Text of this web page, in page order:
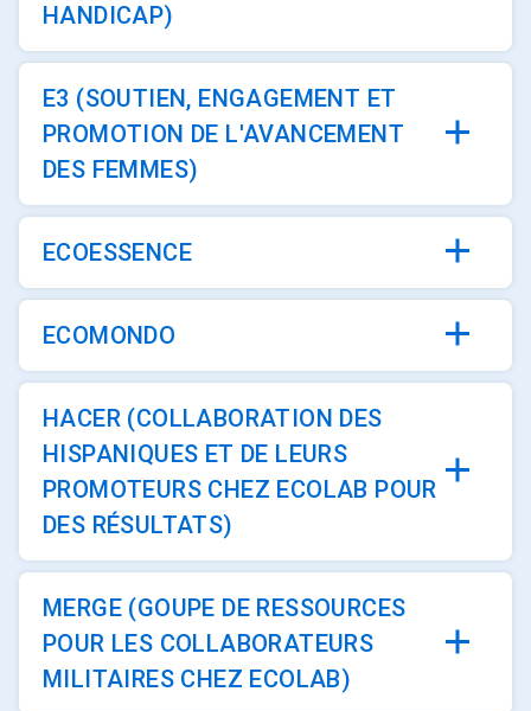
HANDICAP)
E3 (SOUTIEN, ENGAGEMENT ET
PROMOTION DE L'AVANCEMENT
DES FEMMES)
ECOESSENCE
ECOMONDO
HACER (COLLABORATION DES
HISPANIQUES ET DE LEURS
PROMOTEURS CHEZ ECOLAB POUR
DES RÉSULTATS)
MERGE (GOUPE DE RESSOURCES
POUR LES COLLABORATEURS
MILITAIRES CHEZ ECOLAB)